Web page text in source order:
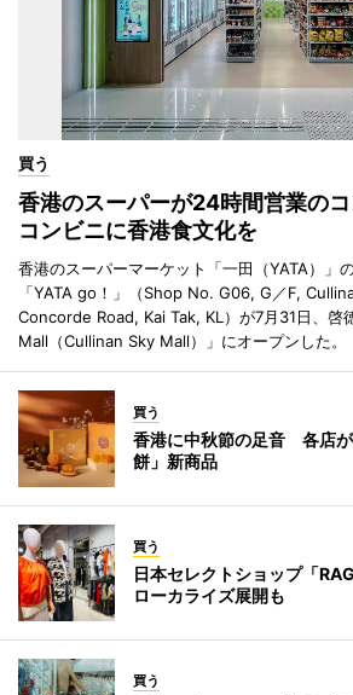
買う
香港のスーパーが24時間営業の
コンビニに香港食文化を
香港のスーパーマーケット「一田（YATA）」
「YATA go！」（Shop No. G06, G／F,
Concorde Road, Kai Tak, KL）が7月31日、啓
Mall（Cullinan Sky Mall）」にオープンした。
買う
香港に中秋節の足音 各店
餅」新商品
買う
日本セレクトショップ「
ローカライズ展開も
買う